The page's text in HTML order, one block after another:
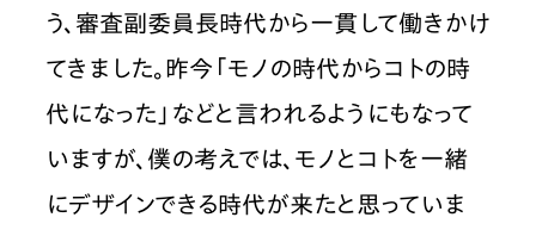
う、審査副委員長時代から一貫して働きかけ
てきました。昨今「モノの時代からコトの時
代になった」などと言われるようにもなって
いますが、僕の考えでは、モノとコトを一緒
にデザインできる時代が来たと思っていま